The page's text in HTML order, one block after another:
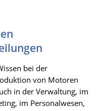
bei der
von Motoren
in der Verwaltung, im
im Personalwesen,